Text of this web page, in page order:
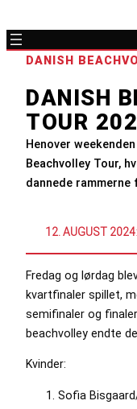
DANISH
DANISH
TOUR
Henover
Beachvolley Tour,
dannede
12. AUGUST 2024:
Fredag og lørdag
kvartfinaler spillet,
semifinaler og
beachvolley endte
Kvinder:
Sofia